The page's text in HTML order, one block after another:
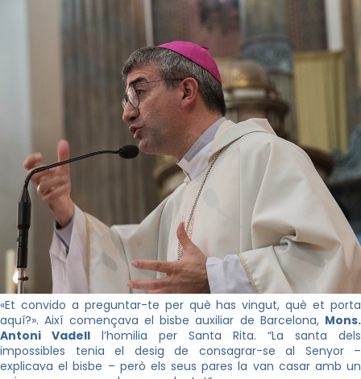
«Et convido a preguntar-te per què has vingut, què et porta
aquí?». Així començava el bisbe auxiliar de Barcelona, Mons.
Antoni Vadell l’homilia per Santa Rita. “La santa dels
impossibles tenia el desig de consagrar-se al Senyor –
explicava el bisbe – però els seus pares la van casar amb un